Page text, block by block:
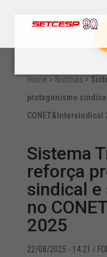
Home > Notícias >
protagonismo
CONET&Intersindical
Sistema
reforça
sindical
no
2025
22/08/2025 - 14:21 /